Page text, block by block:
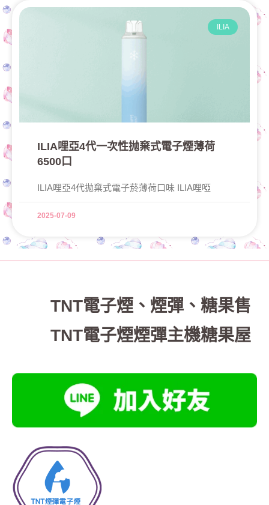
ILIA
ILIA哩亞4代一次性抛棄式電子煙薄荷
6500口
ILIA哩亞4代拋棄式電子菸薄荷口味 ILIA哩啞
2025-07-09
TNT電子煙 、 煙彈、糖果售
TNT電子煙煙彈主機糖果屋